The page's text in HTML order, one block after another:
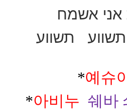
אני אשמח
תשווע תשווע
*예슈
*아비누 쉐바